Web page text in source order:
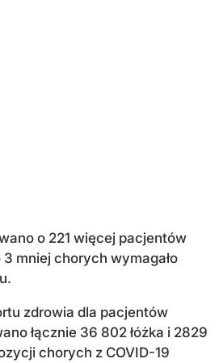
o 221 więcej pacjentów
3 mniej chorych wymagało
zdrowia dla pacjentów
łącznie 36 802 łóżka i 2829
chorych z COVID-19